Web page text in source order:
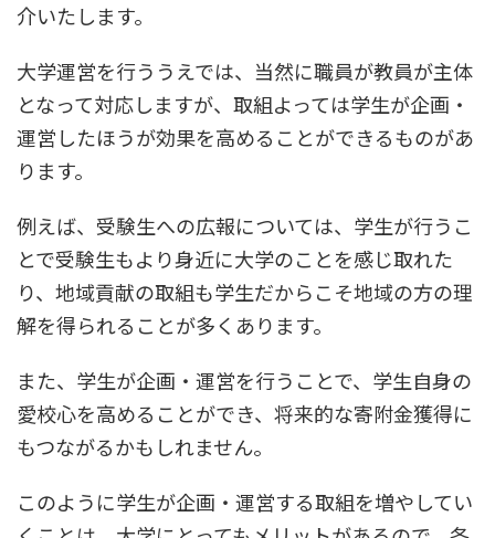
介いたします。
大学運営を行ううえでは、当然に職員が教員が主体
となって対応しますが、取組よっては学生が企画・
運営したほうが効果を高めることができるものがあ
ります。
例えば、受験生への広報については、学生が行うこ
とで受験生もより身近に大学のことを感じ取れた
り、地域貢献の取組も学生だからこそ地域の方の理
解を得られることが多くあります。
また、学生が企画・運営を行うことで、学生自身の
愛校心を高めることができ、将来的な寄附金獲得に
もつながるかもしれません。
このように学生が企画・運営する取組を増やしてい